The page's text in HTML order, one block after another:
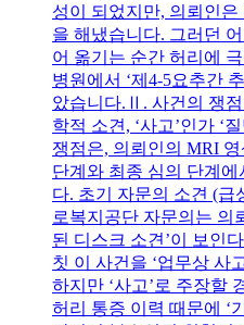
성이 되었지만, 의뢰인
을 해냈습니다. 그러던
어 옮기는 순간 허리에
병원에서 ‘제4-5요추간
았습니다.Ⅱ. 사건의 쟁점
학적 소견, ‘사고’인가 ‘
쟁점은, 의뢰인의 MRI
단계와 최종 심의 단계
다. 초기 자문의 소견 (급
로복지공단 자문의는 의
된 디스크 소견’이 보인
칫 이 사건을 ‘업무상 사
하지만 ‘사고’로 주장할
허리 통증 이력 때문에 ‘